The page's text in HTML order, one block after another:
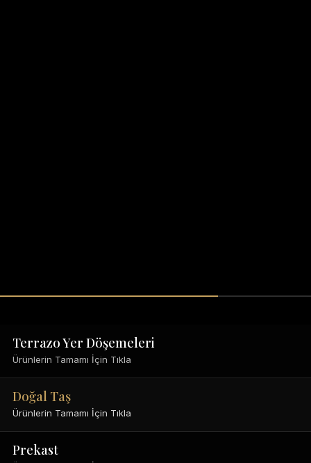
Terrazo Yer Döşemeleri
Ürünlerin Tamamı İçin Tıkla
Doğal Taş
Ürünlerin Tamamı İçin Tıkla
Prekast